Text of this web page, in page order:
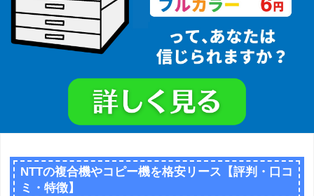
NTTの複合機やコピー機を格安リース【評判・口コ
ミ・特徴】